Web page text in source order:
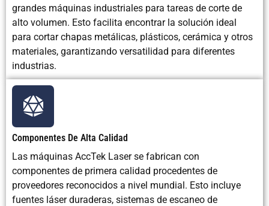
grandes máquinas industriales para tareas de corte de
alto volumen. Esto facilita encontrar la solución ideal
para cortar chapas metálicas, plásticos, cerámica y otros
materiales, garantizando versatilidad para diferentes
industrias.
Componentes De Alta Calidad
Las máquinas AccTek Laser se fabrican con
componentes de primera calidad procedentes de
proveedores reconocidos a nivel mundial. Esto incluye
fuentes láser duraderas, sistemas de escaneo de